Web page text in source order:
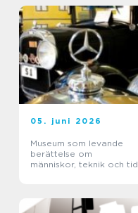
05. juni 2026
Museum som levande
berättelse om
människor, teknik och tid